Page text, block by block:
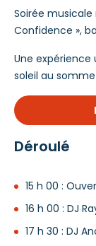
Soirée
Confidence »,
Une
soleil au
Déroulé
15 h 00 :
16 h 00 : DJ
17 h 30 : DJ